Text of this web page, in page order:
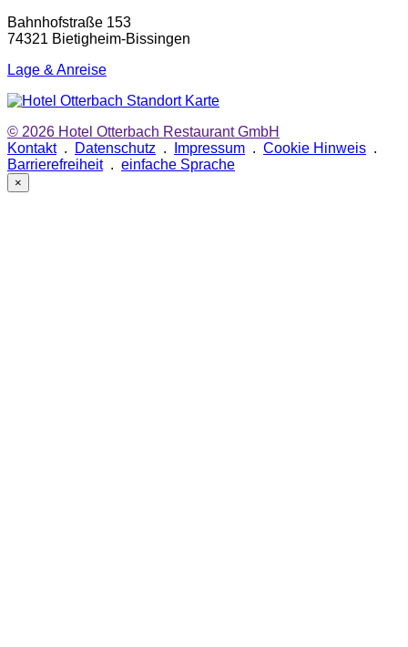
Bahnhofstraße 153
74321 Bietigheim-Bissingen
Lage & Anreise
© 2026 Hotel Otterbach Restaurant GmbH
Kontakt. Datenschutz . Impressum . Cookie Hinweis .
Barrierefreiheit. einfache Sprache
×